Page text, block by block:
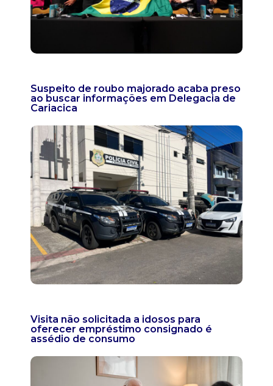
Suspeito de roubo majorado acaba preso
ao buscar informações em Delegacia de
Cariacica
Visita não solicitada a idosos para
oferecer empréstimo consignado é
assédio de consumo